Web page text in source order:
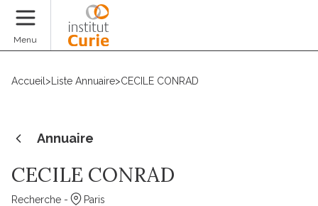
Menu
Accueil > Liste Annuaire>CECILE CONRAD
Annuaire
CECILE CONRAD
Recherche - Paris